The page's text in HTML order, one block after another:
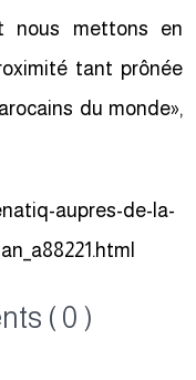
nous mettons en
tant prônée
du monde»,
aupres-de-la-
( 0 )